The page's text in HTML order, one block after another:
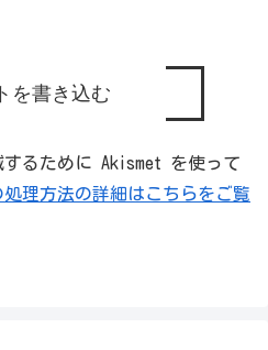
を書き込む
するために Akismet を使って
理方法の詳細はこちらをご覧